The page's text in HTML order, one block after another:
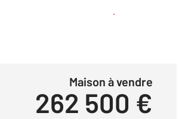
Créer une alerte
Maison à vendre
262 500 €